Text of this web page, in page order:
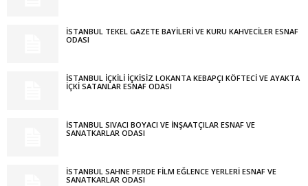
İSTANBUL TEKEL GAZETE BAYİLERİ VE KURU KAHVECİLER ESNAF
ODASI
İSTANBUL İÇKİLİ İÇKİSİZ LOKANTA KEBAPÇI KÖFTECİ VE AYAKTA
İÇKİ SATANLAR ESNAF ODASI
İSTANBUL SIVACI BOYACI VE İNŞAATÇILAR ESNAF VE
SANATKARLAR ODASI
İSTANBUL SAHNE PERDE FİLM EĞLENCE YERLERİ ESNAF VE
SANATKARLAR ODASI